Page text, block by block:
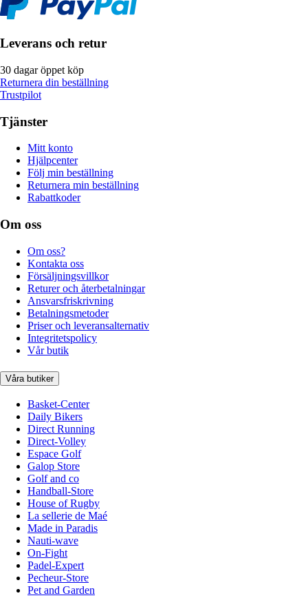
Leverans och retur
30 dagar öppet köp
Returnera din beställning
Trustpilot
Tjänster
Mitt konto
Hjälpcenter
Följ min beställning
Returnera min beställning
Rabattkoder
Om oss
Om oss?
Kontakta oss
Försäljningsvillkor
Returer och återbetalningar
Ansvarsfriskrivning
Betalningsmetoder
Priser och leveransalternativ
Integritetspolicy
Vår butik
Våra butiker
Basket-Center
Daily Bikers
Direct Running
Direct-Volley
Espace Golf
Galop Store
Golf and co
Handball-Store
House of Rugby
La sellerie de Maé
Made in Paradis
Nauti-wave
On-Fight
Padel-Expert
Pecheur-Store
Pet and Garden